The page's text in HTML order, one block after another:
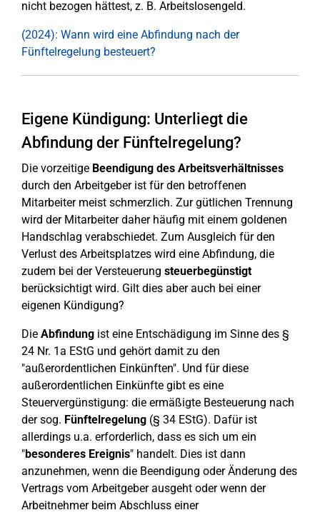
nicht bezogen hättest, z. B. Arbeitslosengeld.
(2024): Wann wird eine Abfindung nach der
Fünftelregelung besteuert?
Eigene Kündigung: Unterliegt die
Abfindung der Fünftelregelung?
Die vorzeitige Beendigung des Arbeitsverhältnisses
durch den Arbeitgeber ist für den betroffenen
Mitarbeiter meist schmerzlich. Zur gütlichen Trennung
wird der Mitarbeiter daher häufig mit einem goldenen
Handschlag verabschiedet. Zum Ausgleich für den
Verlust des Arbeitsplatzes wird eine Abfindung, die
zudem bei der Versteuerung steuerbegünstigt
berücksichtigt wird. Gilt dies aber auch bei einer
eigenen Kündigung?
Die Abfindung ist eine Entschädigung im Sinne des §
24 Nr. 1a EStG und gehört damit zu den
"außerordentlichen Einkünften". Und für diese
außerordentlichen Einkünfte gibt es eine
Steuervergünstigung: die ermäßigte Besteuerung nach
der sog. Fünftelregelung (§ 34 EStG). Dafür ist
allerdings u.a. erforderlich, dass es sich um ein
"besonderes Ereignis" handelt. Dies ist dann
anzunehmen, wenn die Beendigung oder Änderung des
Vertrags vom Arbeitgeber ausgeht oder wenn der
Arbeitnehmer beim Abschluss einer